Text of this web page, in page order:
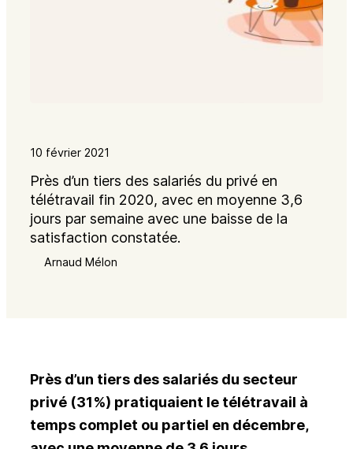
10 février 2021
Près d’un tiers des salariés du privé en
télétravail fin 2020, avec en moyenne 3,6
jours par semaine avec une baisse de la
satisfaction constatée.
Arnaud Mélon
Près d’un tiers des salariés du secteur
privé (31%) pratiquaient le télétravail à
temps complet ou partiel en décembre,